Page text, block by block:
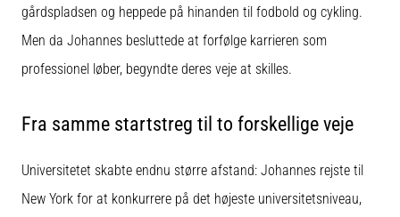
retningsskift.
udføres
den
bruges
6. 8. 2026
gårdspladsen og heppede på hinanden til fodbold og cykling.
Men da Johannes besluttede at forfølge karrieren som
professionel løber, begyndte deres veje at skilles.
Fra samme startstreg til to forskellige veje
Universitetet skabte endnu større afstand: Johannes rejste til
New York for at konkurrere på det højeste universitetsniveau,